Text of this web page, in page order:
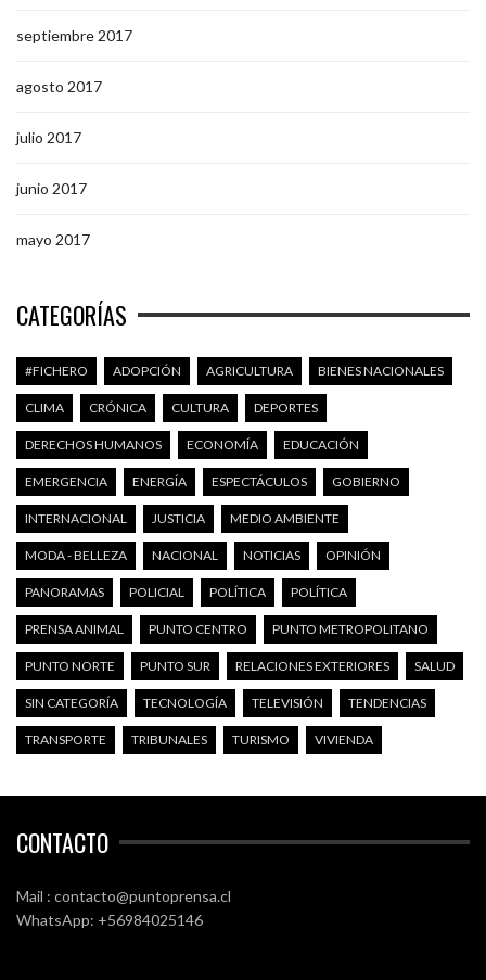
septiembre 2017
agosto 2017
julio 2017
junio 2017
mayo 2017
CATEGORÍAS
#FICHERO ADOPCIÓN AGRICULTURA BIENES NACIONALES
CLIMA CRÓNICA CULTURA DEPORTES
DERECHOS HUMANOS ECONOMÍA EDUCACIÓN
EMERGENCIA ENERGÍA ESPECTÁCULOS GOBIERNO
INTERNACIONAL JUSTICIA MEDIO AMBIENTE
MODA - BELLEZA NACIONAL NOTICIAS OPINIÓN
PANORAMAS POLICIAL POLÍTICA POLÍTICA
PRENSA ANIMAL PUNTO CENTRO PUNTO METROPOLITANO
PUNTO NORTE PUNTO SUR RELACIONES EXTERIORES SALUD
SIN CATEGORÍA TECNOLOGÍA TELEVISIÓN TENDENCIAS
TRANSPORTE TRIBUNALES TURISMO VIVIENDA
CONTACTO
Mail : contacto@puntoprensa.cl
WhatsApp: +56984025146